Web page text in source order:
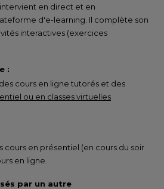
en direct et en
d'e-learning. Il complète son
interactives (exercices
:
cours en ligne tutorés et des
ou en classes virtuelles
en présentiel (en cours du soir
en ligne.
par un autre